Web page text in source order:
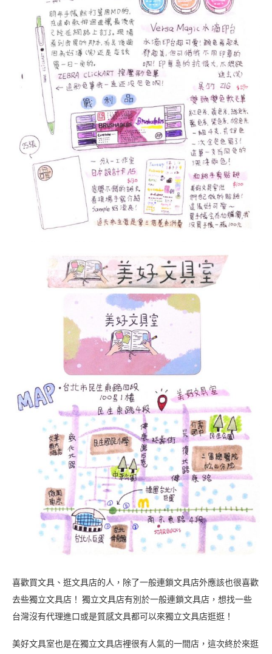
喜歡買文具、逛文具店的人，除了一般連鎖文具店外應該也很喜歡
去些獨立文具店！ 獨立文具店有別於一般連鎖文具店，想找一些
台灣沒有代理進口或是質感文具都可以來獨立文具店逛逛！
美好文具室也是在獨立文具店裡很有人氣的一間店，這次終於來逛